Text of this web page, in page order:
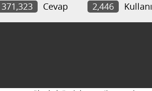
371,323 Cevap 2,446